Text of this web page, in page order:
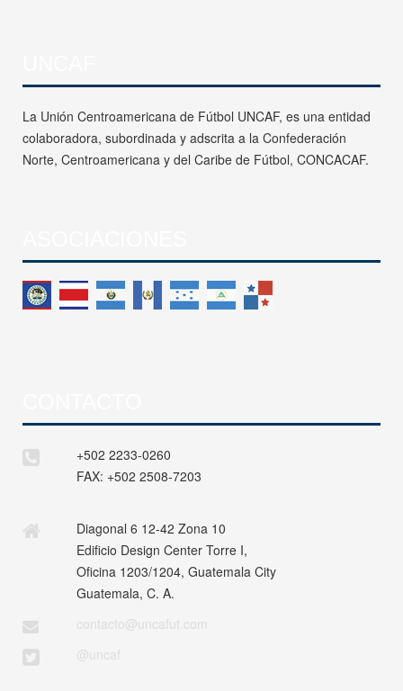
La Unión Centroamericana de Fútbol UNCAF, es una entidad
colaboradora, subordinada y adscrita a la Confederación
Norte, Centroamericana y del Caribe de Fútbol, CONCACAF.
+502 2233-0260
FAX: +502 2508-7203
Diagonal 6 12-42 Zona 10
Edificio Design Center Torre I,
Oficina 1203/1204, Guatemala City
Guatemala, C. A.
contacto@uncafut.com
@uncaf